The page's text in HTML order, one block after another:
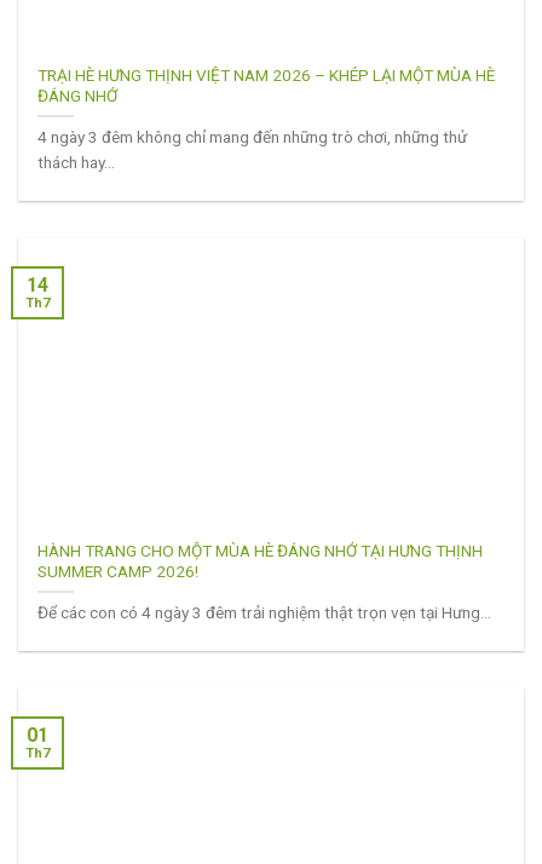
TRẠI HÈ HƯNG THỊNH VIỆT NAM 2026 – KHÉP LẠI MỘT MÙA HÈ
ĐÁNG NHỚ
4 ngày 3 đêm không chỉ mang đến những trò chơi, những thử
thách hay...
HÀNH TRANG CHO MỘT MÙA HÈ ĐÁNG NHỚ TẠI HƯNG THỊNH
SUMMER CAMP 2026!
Để các con có 4 ngày 3 đêm trải nghiệm thật trọn vẹn tại Hưng...
14
Th7
01
Th7